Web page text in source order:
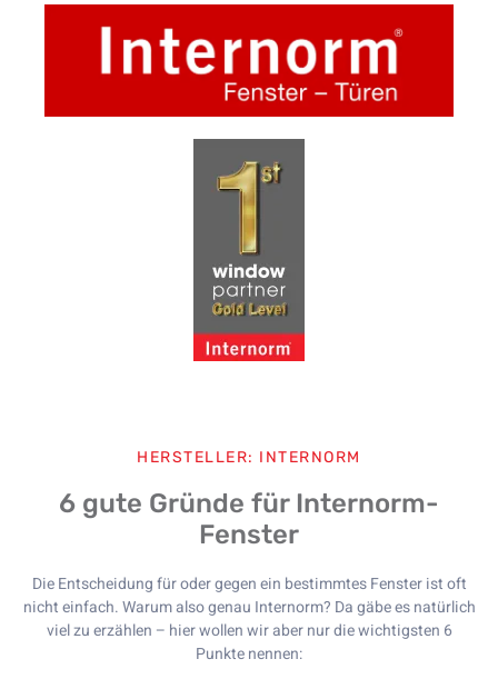
HERSTELLER: INTERNORM
6 gute Gründe für Internorm-
Fenster
Die Entscheidung für oder gegen ein bestimmtes Fenster ist oft
nicht einfach. Warum also genau Internorm? Da gäbe es natürlich
viel zu erzählen – hier wollen wir aber nur die wichtigsten 6
Punkte nennen: